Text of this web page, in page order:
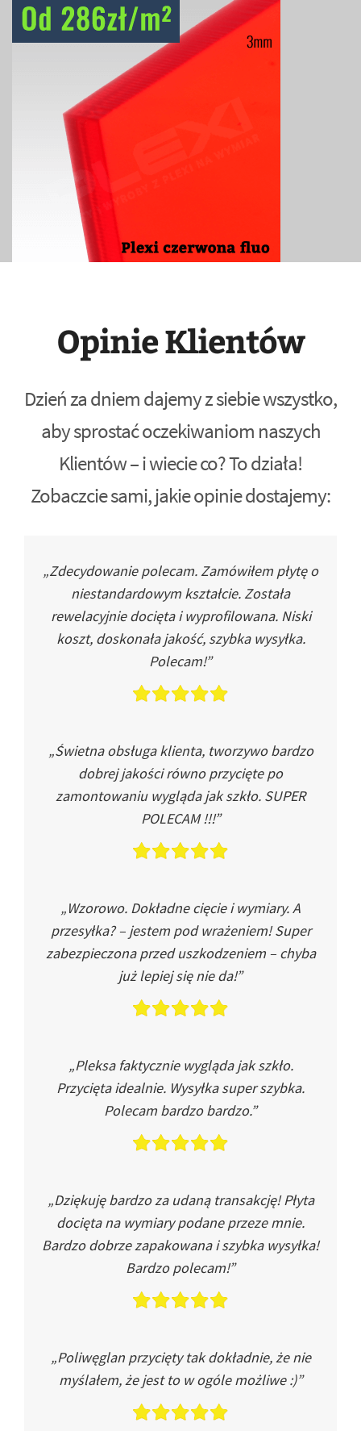
Opinie Klientów
Dzień za dniem dajemy z siebie wszystko,
aby sprostać oczekiwaniom naszych
Klientów – i wiecie co? To działa!
Zobaczcie sami, jakie opinie dostajemy:
„Zdecydowanie polecam. Zamówiłem płytę o
niestandardowym kształcie. Została
rewelacyjnie docięta i wyprofilowana. Niski
koszt, doskonała jakość, szybka wysyłka.
Polecam!”
„Świetna obsługa klienta, tworzywo bardzo
dobrej jakości równo przycięte po
zamontowaniu wygląda jak szkło. SUPER
POLECAM !!!”
„Wzorowo. Dokładne cięcie i wymiary. A
przesyłka? – jestem pod wrażeniem! Super
zabezpieczona przed uszkodzeniem – chyba
już lepiej się nie da!”
„Pleksa faktycznie wygląda jak szkło.
Przycięta idealnie. Wysyłka super szybka.
Polecam bardzo bardzo.”
„Dziękuję bardzo za udaną transakcję! Płyta
docięta na wymiary podane przeze mnie.
Bardzo dobrze zapakowana i szybka wysyłka!
Bardzo polecam!”
„Poliwęglan przycięty tak dokładnie, że nie
myślałem, że jest to w ogóle możliwe :)”